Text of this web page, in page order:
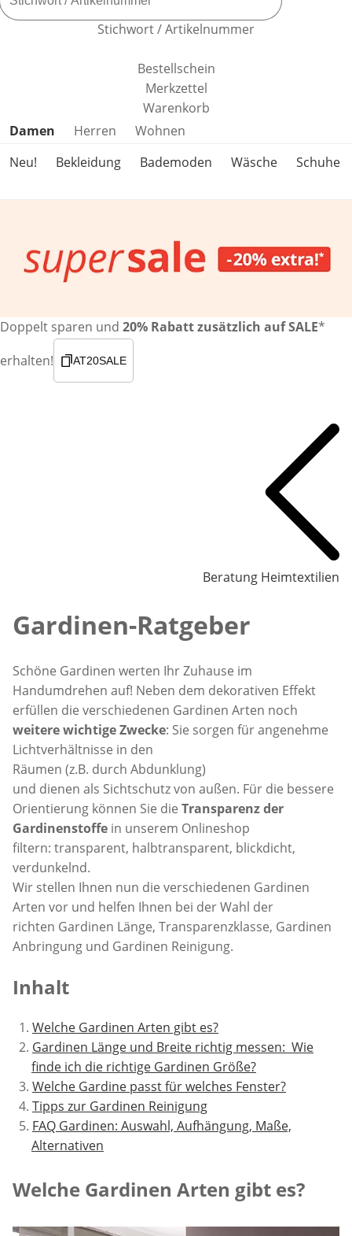
Stichwort / Artikelnummer
Bestellschein
Merkzettel
Warenkorb
Produktkategorien überspringen
Damen Herren
Wohnen
Neu!
Bekleidung Bademoden Wäsche Schuhe
Doppelt sparen und 20% Rabatt zusätzlich auf SALE*
erhalten!
AT20SALE
Beratung Heimtextilien
Gardinen-Ratgeber
Schöne Gardinen werten Ihr Zuhause im
Handumdrehen auf! Neben dem dekorativen Effekt
erfüllen die verschiedenen Gardinen Arten noch
weitere wichtige Zwecke: Sie sorgen für angenehme
Lichtverhältnisse in den
Räumen (z.B. durch Abdunklung)
und dienen als Sichtschutz von außen. Für die bessere
Orientierung können Sie die Transparenz der
Gardinenstoffe in unserem Onlineshop
filtern: transparent, halbtransparent, blickdicht,
verdunkelnd.
Wir stellen Ihnen nun die verschiedenen Gardinen
Arten vor und helfen Ihnen bei der Wahl der
richten Gardinen Länge, Transparenzklasse, Gardinen
Anbringung und Gardinen Reinigung.
Inhalt
Welche Gardinen Arten gibt es?
Gardinen Länge und Breite richtig messen: Wie
finde ich die richtige Gardinen Größe?
Welche Gardine passt für welches Fenster?
Tipps zur Gardinen Reinigung
FAQ Gardinen: Auswahl, Aufhängung, Maße,
Alternativen
Welche Gardinen Arten gibt es?